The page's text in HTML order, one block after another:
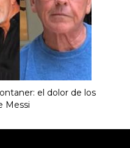
el dolor de los
Messi